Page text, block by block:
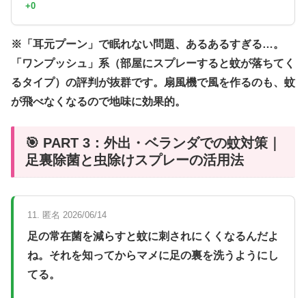
+0
※「耳元プーン」で眠れない問題、あるあるすぎる…。
「ワンプッシュ」系（部屋にスプレーすると蚊が落ちてく
るタイプ）の評判が抜群です。扇風機で風を作るのも、蚊
が飛べなくなるので地味に効果的。
🎯 PART 3：外出・ベランダでの蚊対策｜
足裏除菌と虫除けスプレーの活用法
11. 匿名 2026/06/14
足の常在菌を減らすと蚊に刺されにくくなるんだよ
ね。それを知ってからマメに足の裏を洗うようにし
てる。